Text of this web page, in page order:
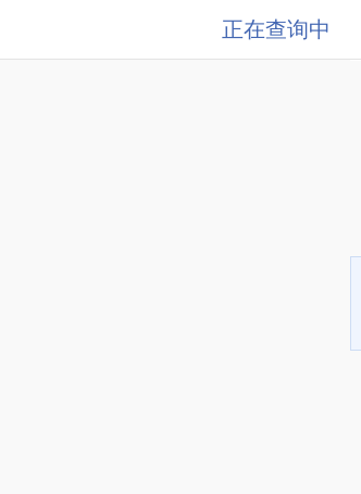
正在查询中